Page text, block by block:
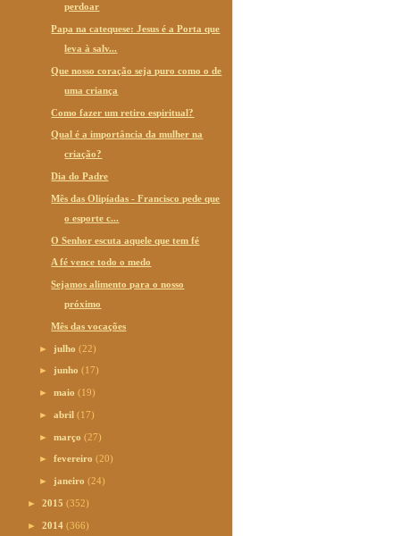
perdoar
Papa na catequese: Jesus é a Porta que
leva à salv...
Que nosso coração seja puro como o de
uma criança
Como fazer um retiro espiritual?
Qual é a importância da mulher na
criação?
Dia do Padre
Mês das Olipíadas - Francisco pede que
o esporte c...
O Senhor escuta aquele que tem fé
A fé vence todo o medo
Sejamos alimento para o nosso
próximo
Mês das vocações
► julho(22)
► junho(17)
►maio(19)
►abril(17)
►março(27)
►fevereiro(20)
► janeiro(24)
► 2015 (352)
► 2014 (366)